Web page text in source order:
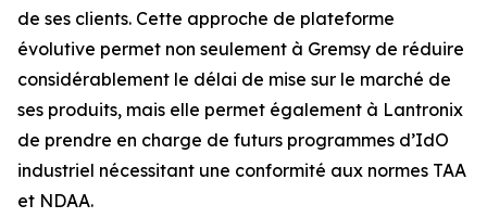
de ses clients. Cette approche de plateforme
évolutive permet non seulement à Gremsy de réduire
considérablement le délai de mise sur le marché de
ses produits, mais elle permet également à Lantronix
de prendre en charge de futurs programmes d’IdO
industriel nécessitant une conformité aux normes TAA
et NDAA.